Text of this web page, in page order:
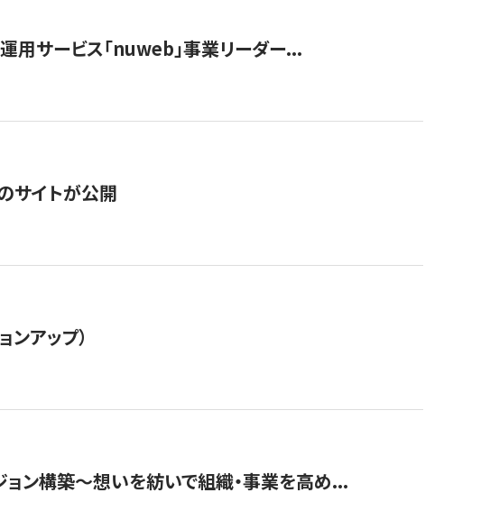
運用サービス「nuweb」事業リーダー...
サイトが公開
アップ）
ジョン構築〜想いを紡いで組織・事業を高め...